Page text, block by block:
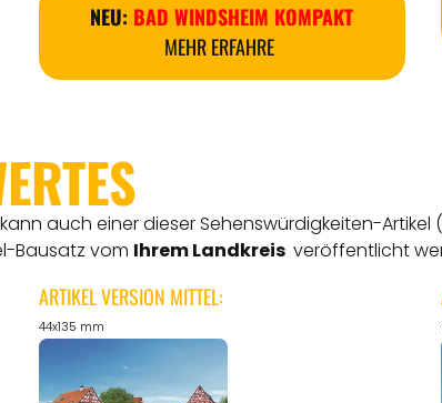
NEU: BAD WINDSHEIM KOMPAKT
MEHR ERFAHRE
auch einer dieser Sehenswürdigkeiten-Artikel
Bausatz vom Ihrem Landkreis veröffentlicht
ARTIKEL VERSION MITTEL:
44x135 mm